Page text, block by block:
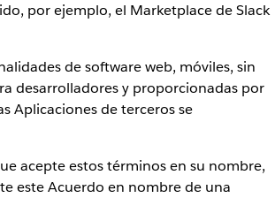
por ejemplo, el Marketplace de Slack
de software web, móviles, sin
desarrolladores y proporcionadas por
Aplicaciones de terceros se
acepte estos términos en su nombre,
este Acuerdo en nombre de una